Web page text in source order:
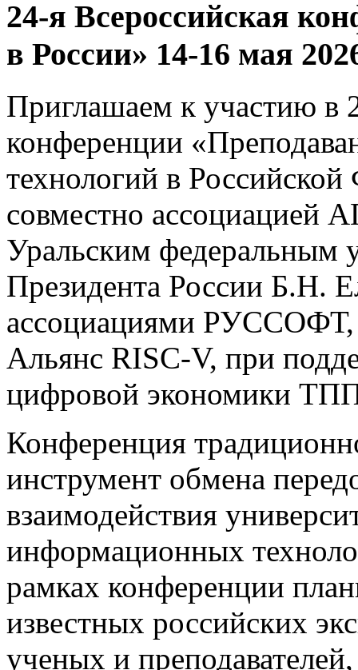
24-я Всероссийская
в России» 14-16 мая
Приглашаем к участию в
конференции
технологий в
совместно ассоциацией
Уральским федеральным
Президента России Б.Н.
ассоциациями
Альянс RISC-V, при
цифровой экономики
Конференция
инструмент обмена
взаимодействия
информационных
рамках конференции
известных российских
ученых и